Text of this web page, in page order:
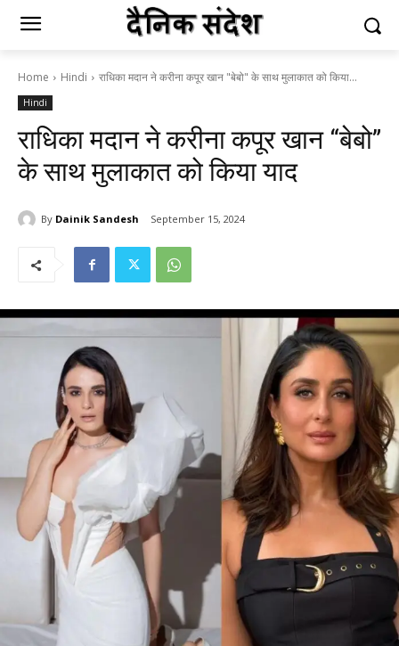
Home Hindi राधिका मदान ने करीना कपूर खान "बेबो" के साथ मुलाकात को किया...
Hindi
राधिका मदान ने करीना कपूर खान “बेबो”
के साथ मुलाकात को किया याद
By Dainik Sandesh September 15, 2024